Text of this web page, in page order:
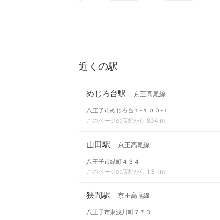
近くの駅
めじろ台駅 京王高尾線
八王子市めじろ台１-１００-１
このページの店舗から 804 m
山田駅 京王高尾線
八王子市緑町４３４
このページの店舗から 1.3 km
狭間駅 京王高尾線
八王子市東浅川町７７３